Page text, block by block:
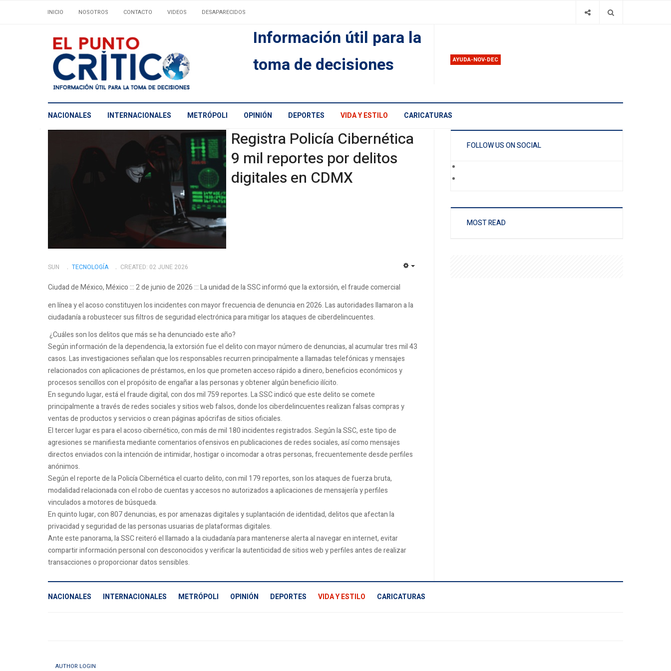
INICIO NOSOTROS CONTACTO VIDEOS DESAPARECIDOS
Información útil para la
toma de decisiones
AYUDA-NOV-DEC
NACIONALES INTERNACIONALES METRÓPOLI OPINIÓN DEPORTES VIDA Y ESTILO CARICATURAS
Registra Policía Cibernética
9 mil reportes por delitos
digitales en CDMX
SUN TECNOLOGÍ­A CREATED: 02 JUNE 2026
Ciudad de México, México ::: 2 de junio de 2026 ::: La unidad de la SSC informó que la extorsión, el fraude comercial
en línea y el acoso constituyen los incidentes con mayor frecuencia de denuncia en 2026. Las autoridades llamaron a la
ciudadanía a robustecer sus filtros de seguridad electrónica para mitigar los ataques de ciberdelincuentes.
¿Cuáles son los delitos que más se ha denunciado este año?
Según información de la dependencia, la extorsión fue el delito con mayor número de denuncias, al acumular tres mil 43
casos. Las investigaciones señalan que los responsables recurren principalmente a llamadas telefónicas y mensajes
relacionados con aplicaciones de préstamos, en los que prometen acceso rápido a dinero, beneficios económicos y
procesos sencillos con el propósito de engañar a las personas y obtener algún beneficio ilícito.
En segundo lugar, está el fraude digital, con dos mil 759 reportes. La SSC indicó que este delito se comete
principalmente a través de redes sociales y sitios web falsos, donde los ciberdelincuentes realizan falsas compras y
ventas de productos y servicios o crean páginas apócrifas de sitios oficiales.
El tercer lugar es para el acoso cibernético, con más de mil 180 incidentes registrados. Según la SSC, este tipo de
agresiones se manifiesta mediante comentarios ofensivos en publicaciones de redes sociales, así como mensajes
directos enviados con la intención de intimidar, hostigar o incomodar a otras personas, frecuentemente desde perfiles
anónimos.
Según el reporte de la Policía Cibernética el cuarto delito, con mil 179 reportes, son los ataques de fuerza bruta,
modalidad relacionada con el robo de cuentas y accesos no autorizados a aplicaciones de mensajería y perfiles
vinculados a motores de búsqueda.
En quinto lugar, con 807 denuncias, es por amenazas digitales y suplantación de identidad, delitos que afectan la
privacidad y seguridad de las personas usuarias de plataformas digitales.
Ante este panorama, la SSC reiteró el llamado a la ciudadanía para mantenerse alerta al navegar en internet, evitar
compartir información personal con desconocidos y verificar la autenticidad de sitios web y perfiles antes de realizar
transacciones o proporcionar datos sensibles.
FOLLOW US ON SOCIAL
MOST READ
NACIONALES INTERNACIONALES METRÓPOLI OPINIÓN DEPORTES VIDA Y ESTILO CARICATURAS
AUTHOR LOGIN